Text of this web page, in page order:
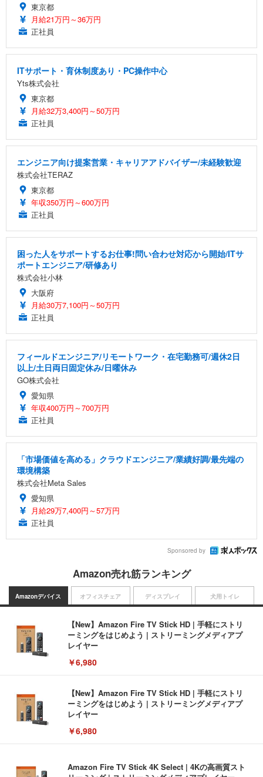
東京都
月給21万円～36万円
正社員
ITサポート・育休制度あり・PC操作中心
Yts株式会社
東京都
月給32万3,400円～50万円
正社員
エンジニア向け提案営業・キャリアアドバイザー/未経験歓迎
株式会社TERAZ
東京都
年収350万円～600万円
正社員
困った人をサポートするお仕事!問い合わせ対応から開始/ITサ
ポートエンジニア/研修あり
株式会社小林
大阪府
月給30万7,100円～50万円
正社員
フィールドエンジニア/リモートワーク・在宅勤務可/週休2日
以上/土日両日固定休み/日曜休み
GO株式会社
愛知県
年収400万円～700万円
正社員
「市場価値を高める」クラウドエンジニア/業績好調/最先端の
環境構築
株式会社Meta Sales
愛知県
月給29万7,400円～57万円
正社員
Sponsored by
Amazon売れ筋ランキング
Amazonデバイス
【New】Amazon Fire TV Stick HD | 手軽にストリ
ーミングをはじめよう | ストリーミングメディアプ
レイヤー
￥6,980
【New】Amazon Fire TV Stick HD | 手軽にストリ
ーミングをはじめよう | ストリーミングメディアプ
レイヤー
￥6,980
Amazon Fire TV Stick 4K Select | 4Kの高画質スト
オフィスチェア ディスプレイ 犬用トイレ